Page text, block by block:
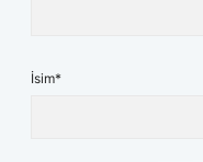
İsim*